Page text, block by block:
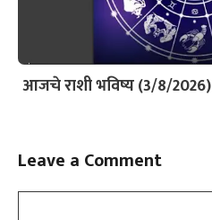
आजचे राशी भविष्य (3/8/2026)
Leave a Comment